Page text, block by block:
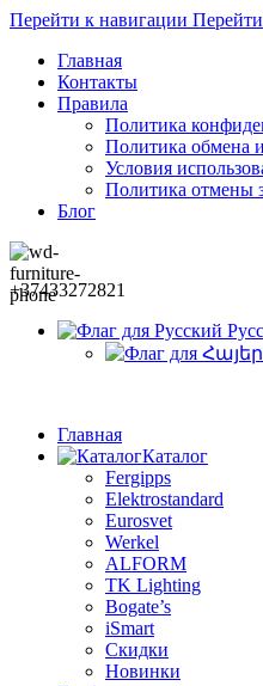
Перейти к навигации
Главная
Контакты
Правила
Политика
Политика обмена и
Условия
Политика отмены
Блог
+37433272821
Главная
Каталог
Fergipps
Elektrostandard
Eurosvet
Werkel
ALFORM
TK Lighting
Bogate’s
iSmart
Скидки
Новинки